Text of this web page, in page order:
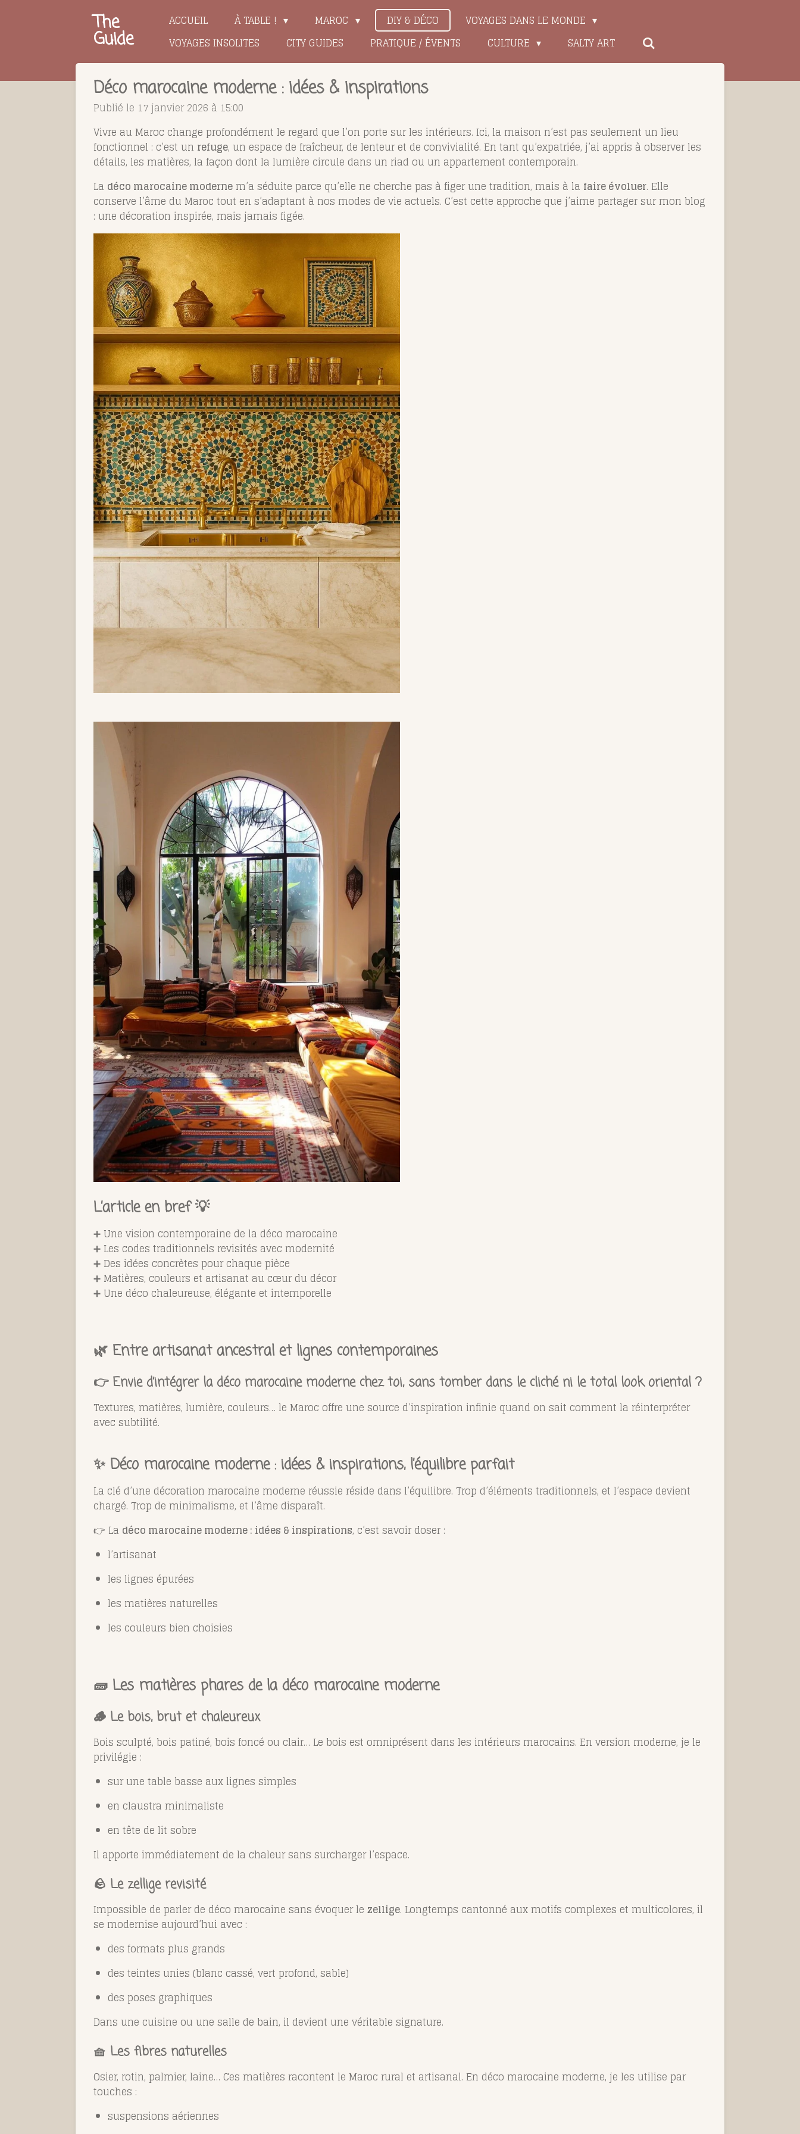
The
Guide
ACCUEIL À TABLE ! MAROC DIY & DÉCO
VOYAGES DANS LE MONDE
VOYAGES INSOLITES
CITY GUIDES PRATIQUE / ÉVENTS CULTURE SALTY ART
Déco marocaine moderne : idées & inspirations
Publié le 17 janvier 2026 à 15:00
Vivre au Maroc change profondément le regard que l’on porte sur les intérieurs. Ici, la maison n’est pas seulement un lieu
fonctionnel : c’est un refuge, un espace de fraîcheur, de lenteur et de convivialité. En tant qu’expatriée, j’ai appris à observer les
détails, les matières, la façon dont la lumière circule dans un riad ou un appartement contemporain.
La déco marocaine moderne m’a séduite parce qu’elle ne cherche pas à figer une tradition, mais à la faire évoluer. Elle
conserve l’âme du Maroc tout en s’adaptant à nos modes de vie actuels. C’est cette approche que j’aime partager sur mon blog
: une décoration inspirée, mais jamais figée.
L’article en bref 💡
➕ Une vision contemporaine de la déco marocaine
➕ Les codes traditionnels revisités avec modernité
➕ Des idées concrètes pour chaque pièce
➕ Matières, couleurs et artisanat au cœur du décor
➕ Une déco chaleureuse, élégante et intemporelle
🌿 Entre artisanat ancestral et lignes contemporaines
👉 Envie d’intégrer la déco marocaine moderne chez toi, sans tomber dans le cliché ni le total look oriental ?
Textures, matières, lumière, couleurs… le Maroc offre une source d’inspiration infinie quand on sait comment la réinterpréter
avec subtilité.
✨ Déco marocaine moderne : idées & inspirations, l’équilibre parfait
La clé d’une décoration marocaine moderne réussie réside dans l’équilibre. Trop d’éléments traditionnels, et l’espace devient
chargé. Trop de minimalisme, et l’âme disparaît.
👉 La déco marocaine moderne : idées & inspirations, c’est savoir doser :
l’artisanat
les lignes épurées
les matières naturelles
les couleurs bien choisies
🧱 Les matières phares de la déco marocaine moderne
🪵 Le bois, brut et chaleureux
Bois sculpté, bois patiné, bois foncé ou clair… Le bois est omniprésent dans les intérieurs marocains. En version moderne, je le
privilégie :
sur une table basse aux lignes simples
en claustra minimaliste
en tête de lit sobre
Il apporte immédiatement de la chaleur sans surcharger l’espace.
🪨 Le zellige revisité
Impossible de parler de déco marocaine sans évoquer le zellige. Longtemps cantonné aux motifs complexes et multicolores, il
se modernise aujourd’hui avec :
des formats plus grands
des teintes unies (blanc cassé, vert profond, sable)
des poses graphiques
Dans une cuisine ou une salle de bain, il devient une véritable signature.
🧺 Les fibres naturelles
Osier, rotin, palmier, laine… Ces matières racontent le Maroc rural et artisanal. En déco marocaine moderne, je les utilise par
touches :
suspensions aériennes